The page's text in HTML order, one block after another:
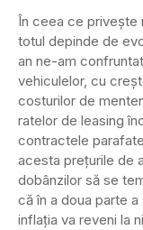
În ceea ce privește
totul depinde de
an ne-am
vehiculelor, cu
costurilor de
ratelor de leasing
contractele
acesta prețurile de
dobânzilor să se
că în a doua parte a
inflația va reveni la